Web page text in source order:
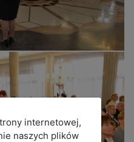
internetowej,
naszych plików